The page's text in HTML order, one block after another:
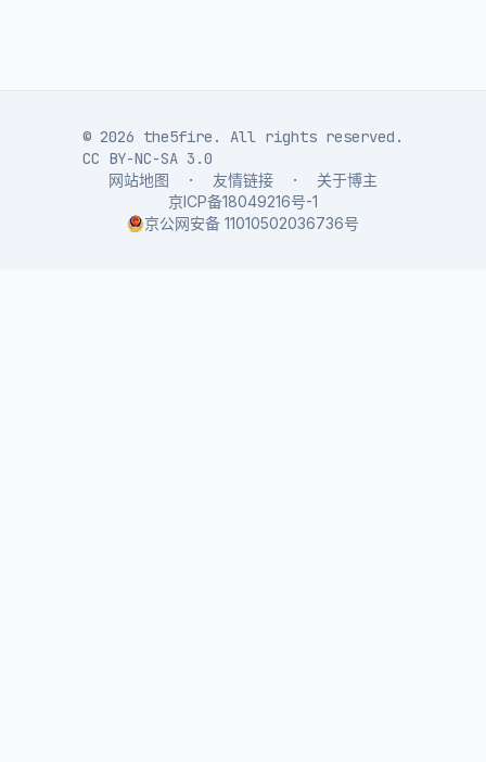
© 2026 the5fire. All rights reserved.
CC BY-NC-SA 3.0
网站地图 · 友情链接 · 关于博主
京ICP备18049216号-1
京公网安备 11010502036736号